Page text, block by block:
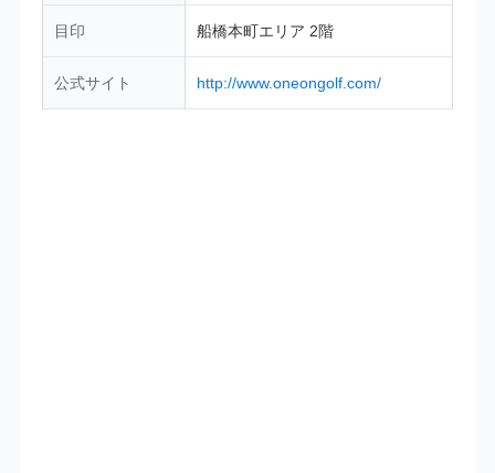
目印 船橋本町エリア 2階
公式サイト http://www.oneongolf.com/